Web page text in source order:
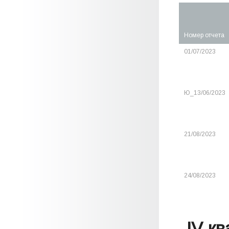
Номер отчета
01/07/2023
Ю_13/06/2023
21/08/2023
24/08/2023